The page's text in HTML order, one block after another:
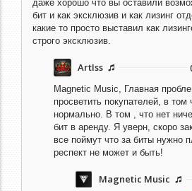
даже хорошо что вы оставили
бит и как эксклюзив и как лизинг
какие то просто выставил как
строго эксклюзив.
ArtIss
Magnetic Music, Главная
просветить покупателей, в том
нормально. В том , что нет
бит в аренду. Я уверн, скоро
все поймут что за биты нужно
респект не может и быть!
Magnetic Music